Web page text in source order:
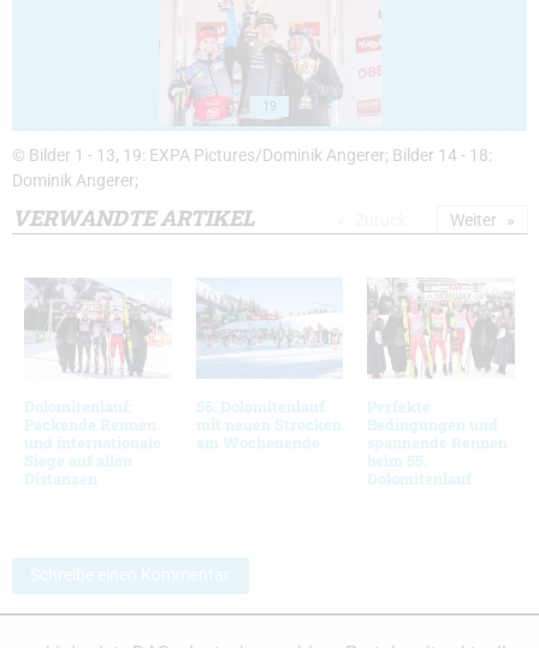
19
© Bilder 1 - 13, 19: EXPA Pictures/Dominik Angerer; Bilder 14 - 18:
Dominik Angerer;
VERWANDTE ARTIKEL
Dolomitenlauf:
Packende Rennen
und internationale
Siege auf allen
Distanzen
56. Dolomitenlauf
mit neuen Strecken
am Wochenende
Perfekte
Bedingungen und
spannende Rennen
beim 55.
Dolomitenlauf
Weiter
Schreibe einen Kommentar